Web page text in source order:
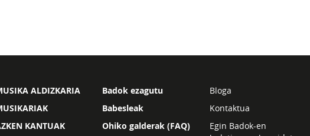
ALDIZKARIA
KANTUAK
Badok ezagutu
Babesleak
Ohiko galderak (FAQ)
Bloga
Kontaktua
Egin Badok-en